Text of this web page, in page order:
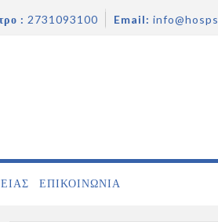
: 2731093100 Email:
ΕΠΙΚΟΙΝΩΝΊΑ